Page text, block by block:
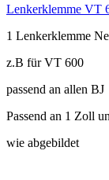
Lenkerklemme VT
1 Lenkerklemme
z.B für VT 600
passend an allen BJ
Passend an 1 Zoll
wie abgebildet